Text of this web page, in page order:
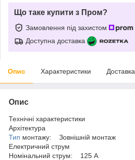
Що таке купити з Пром?
Замовлення під захистом
Доступна доставка
Опис Характеристики Доставка
Опис
Технічні характеристики
Архітектура
Тип монтажу: Зовнішній монтаж
Електричний струм
Номінальний струм: 125 A